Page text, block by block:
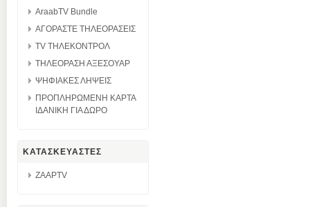
AraabTV Bundle
ΑΓΟΡΑΣΤΕ ΤΗΛΕΟΡΑΣΕΙΣ
TV ΤΗΛΕΚΟΝΤΡΟΛ
ΤΗΛΕΟΡΑΣΗ ΑΞΕΣΟΥΑΡ
ΨΗΦΙΑΚΕΣ ΛΗΨΕΙΣ
ΠΡΟΠΛΗΡΩΜΕΝΗ ΚΑΡΤΑ
ΙΔΑΝΙΚΗ ΓΙΑ ΔΩΡΟ
ΚΑΤΑΣΚΕΥΑΣΤΕΣ
ZAAPTV